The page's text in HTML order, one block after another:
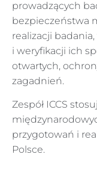
prowadzących
bezpieczeństwa
realizacji
i weryfikacji ich
otwartych,
zagadnień.
Zespół ICCS
przygotowań i
Polsce.